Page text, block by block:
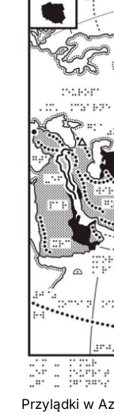
Przylądki w